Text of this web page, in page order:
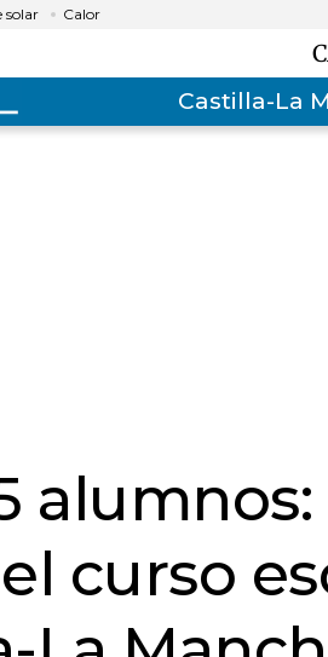
solar Calor
Castilla-La
curso